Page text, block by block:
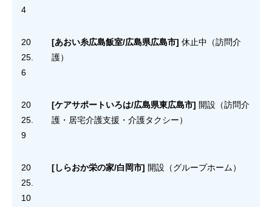
4
20
25.
6
[あおい糸広島飯室/広島県広島市] 休止中（訪問介
護）
20
25.
9
[ケアサポートいろは/広島県東広島市] 開設（訪問介
護・居宅介護支援・介護タクシー）
20
25.
10
[しらおか栄の家/白岡市] 開設（グループホーム）